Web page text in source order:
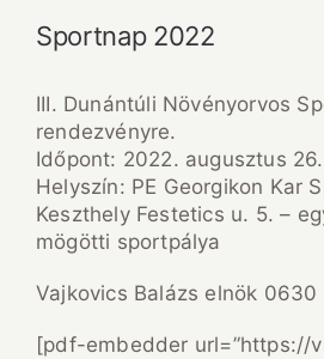
Sportnap 2022
III. Dunántúli Növényorvos
rendezvényre.
Időpont: 2022. augusztus
Helyszín: PE Georgikon Kar
Keszthely Festetics u. 5. –
mögötti sportpálya
Vajkovics Balázs elnök 0630
[pdf-embedder url=”https://